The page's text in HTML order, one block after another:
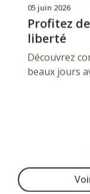
05 juin 2026
Profitez
liberté
Découvrez
beaux jours